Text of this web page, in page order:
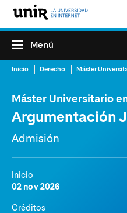
Menú
Inicio Derecho
Máster Universitario
Argumentación
Admisión
Inicio
02 nov 2026
Créditos